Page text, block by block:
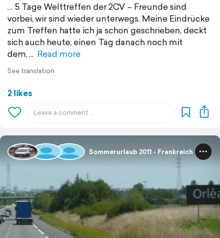
… 5 Tage Welttreffen der 2CV – Freunde sind
vorbei, wir sind wieder unterwegs. Meine Eindrücke
zum Treffen hatte ich ja schon geschrieben, deckt
sich auch heute, einen Tag danach noch mit
dem,
Read more
See translation
2 likes
Sommerurlaub 2011 - Frankreich